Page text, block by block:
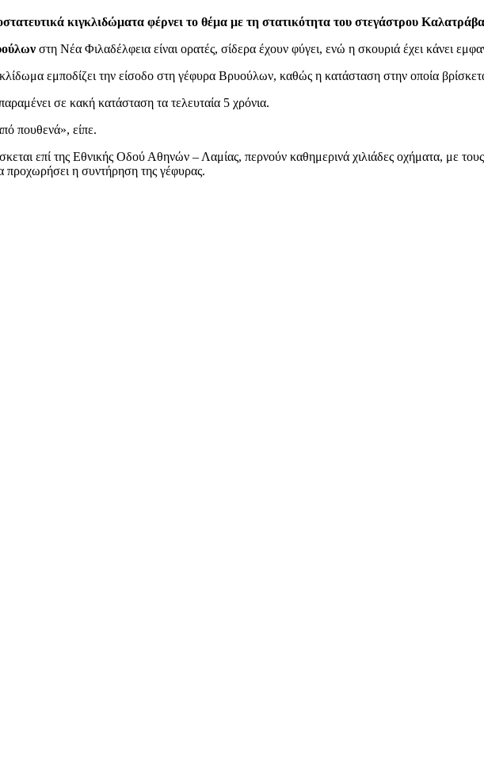
κιγκλιδώματα φέρνει το θέμα με τη στατικότητα του στεγάστρου
στη Νέα Φιλαδέλφεια είναι ορατές, σίδερα έχουν φύγει, ενώ η σκουριά έχει κάνει
εμποδίζει την είσοδο στη γέφυρα Βρυούλων, καθώς η κατάσταση στην οποία
σε κακή κατάσταση τα τελευταία 5 χρόνια.
πουθενά», είπε.
επί της Εθνικής Οδού Αθηνών – Λαμίας, περνούν καθημερινά χιλιάδες οχήματα, με
προχωρήσει η συντήρηση της γέφυρας.